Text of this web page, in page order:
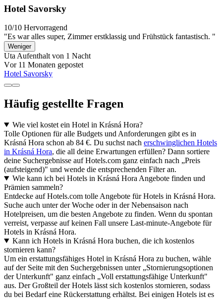
Hotel Savorsky
10/10 Hervorragend
"Es war alles super, Zimmer erstklassig und Frühstück fantastisch. "
Weniger
Uta Aufenthalt von 1 Nacht
Vor 11 Monaten gepostet
Hotel Savorsky
Häufig gestellte Fragen
Wie viel kostet ein Hotel in Krásná Hora?
Tolle Optionen für alle Budgets und Anforderungen gibt es in
Krásná Hora schon ab 84 €. Du suchst nach erschwinglichen Hotels
in Krásná Hora, die all deine Erwartungen erfüllen? Dann sortiere
deine Suchergebnisse auf Hotels.com ganz einfach nach „Preis
(aufsteigend)" und wende die entsprechenden Filter an.
Wie kann ich bei Hotels in Krásná Hora Angebote finden und
Prämien sammeln?
Entdecke auf Hotels.com tolle Angebote für Hotels in Krásná Hora.
Suche auch unter der Woche oder in der Nebensaison nach
Hotelpreisen, um die besten Angebote zu finden. Wenn du spontan
verreist, verpasse auf keinen Fall unsere Last-minute-Angebote für
Hotels in Krásná Hora.
Kann ich Hotels in Krásná Hora buchen, die ich kostenlos
stornieren kann?
Um ein erstattungsfähiges Hotel in Krásná Hora zu buchen, wähle
auf der Seite mit den Suchergebnissen unter „Stornierungsoptionen
der Unterkunft" ganz einfach „Voll erstattungsfähige Unterkunft"
aus. Der Großteil der Hotels lässt sich kostenlos stornieren, sodass
du bei Bedarf eine Rückerstattung erhältst. Bei einigen Hotels ist es